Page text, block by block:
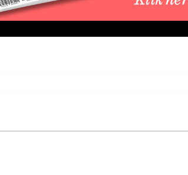
og bar. Man forventer at kunne